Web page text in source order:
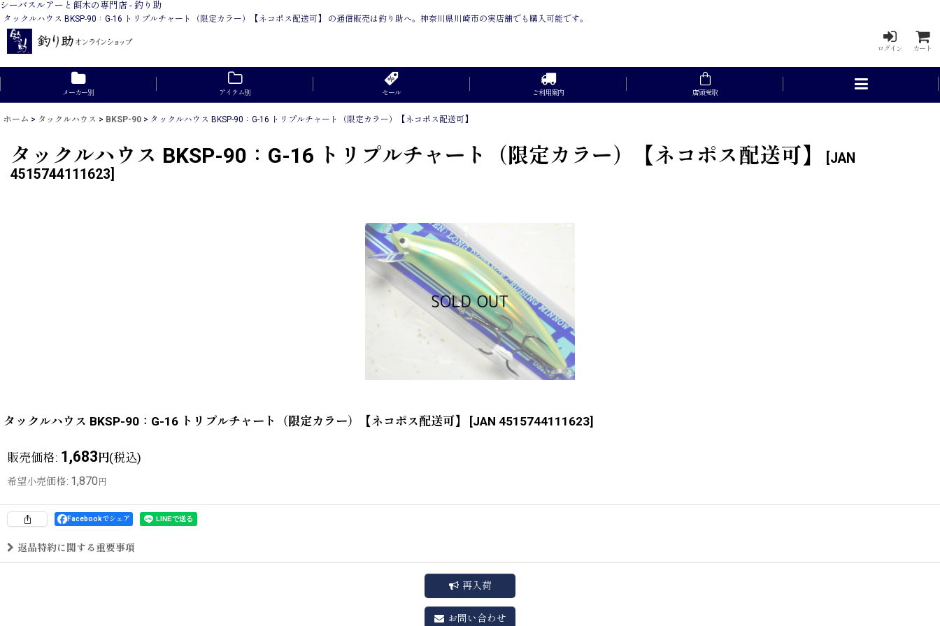
シーバスルアーと餌木の専門店 - 釣り助
タックルハウス BKSP-90：G-16 トリプルチャート（限定カラー）【ネコポス配送可】 の通信販売は釣り助へ。神奈川県川崎市の実店舗でも購入可能です。
ログイン カート
メーカー別 アイテム別 セール ご利用案内 店頭受取
ホーム > タックルハウス > BKSP-90 > タックルハウス BKSP-90：G-16 トリプルチャート（限定カラー）【ネコポス配送可】
タックルハウス BKSP-90：G-16 トリプルチャート（限定カラー）【ネコポス配送可】
JAN
4515744111623
タックルハウス BKSP-90：G-16 トリプルチャート（限定カラー）【ネコポス配送可】 [JAN 4515744111623]
販売価格: 1,683円(税込)
希望小売価格: 1,870 円
Facebookでシェア
返品特約に関する重要事項
再入荷
お問い合わせ